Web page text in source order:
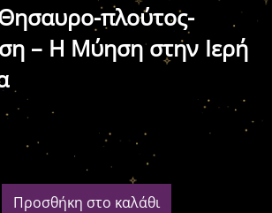
πλούτος-
– Η Μύηση στην Ιερή
Προσθήκη στο καλάθι